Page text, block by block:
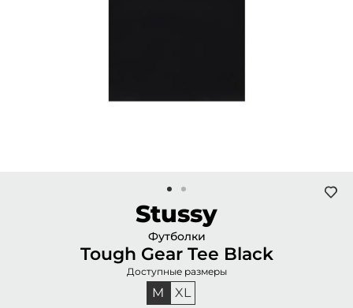
Stussy
Футболки
Tough Gear Tee Black
Доступные размеры
M XL